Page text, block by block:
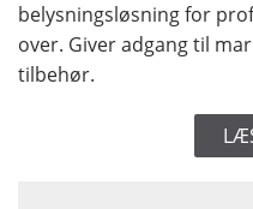
belysningsløsning for
over. Giver adgang til
tilbehør.